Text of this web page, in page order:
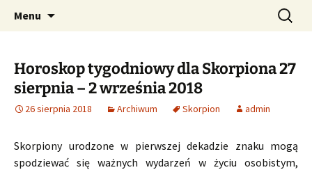
CzaroMarowy horoskop
dzienny, miesięczny i
tygodniowy
Profesjonalne przepowiednie astrologiczne
Menu Szukaj:
Horoskop tygodniowy dla Skorpiona 27
sierpnia – 2 września 2018
26 sierpnia 2018 Archiwum Skorpion admin
Skorpiony urodzone w pierwszej dekadzie znaku mogą
spodziewać się ważnych wydarzeń w życiu osobistym,